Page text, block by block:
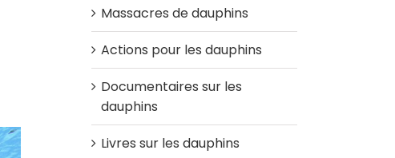
Massacres de dauphins
Actions pour les dauphins
Documentaires sur les
dauphins
Livres sur les dauphins